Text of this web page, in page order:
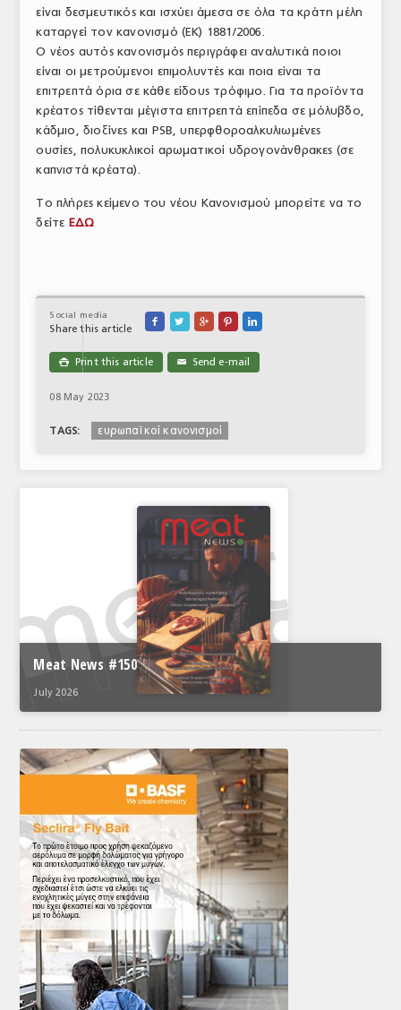
ΕΛΛΗΝΙΚΗ ΝΟΜΟΘΕΣΙΑ
ΕΥΡΩΠΑΪΚΗ ΝΟΜΟΘΕΣΙΑ
ΤΟ ΠΕΡΙΟΔΙΚΟ
Profile
ΑΡΧΕΙΟ ΤΕΥΧΩΝ
ΣΥΝΕΔΡΙΟ ΚΡΕΑΤΟΣ
είναι δεσμευτικός και ισχύει άμεσα σε όλα τα κράτη μέλη
καταργεί τον κανονισμό (ΕΚ) 1881/2006.
Ο νέος αυτός κανονισμός περιγράφει αναλυτικά ποιοι
είναι οι μετρούμενοι επιμολυντές και ποια είναι τα
επιτρεπτά όρια σε κάθε είδους τρόφιμο. Για τα προϊόντα
κρέατος τίθενται μέγιστα επιτρεπτά επίπεδα σε μόλυβδο,
κάδμιο, διοξίνες και PSB, υπερφθοροαλκυλιωμένες
ουσίες, πολυκυκλικοί αρωματικοί υδρογονάνθρακες (σε
καπνιστά κρέατα).
Το πλήρες κείμενο του νέου Κανονισμού μπορείτε να το
δείτε ΕΔΩ
Social media
Share this article
    
 Print this article ✉ Send e-mail
08 May 2023
TAGS: ευρωπαϊκοί κανονισμοί
Meat News #150
July 2026